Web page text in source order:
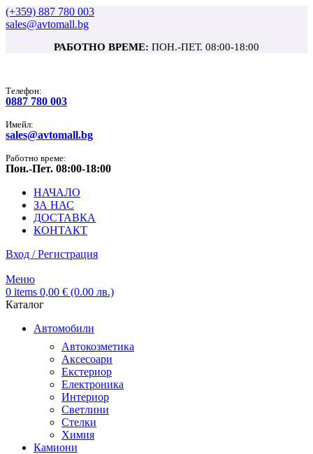
(+359) 887 780 003
sales@avtomall.bg
РАБОТНО ВРЕМЕ: ПОН.-ПЕТ. 08:00-18:00
Tелефон:
0887 780 003
Имейл:
sales@avtomall.bg
Работно време:
Пон.-Пет. 08:00-18:00
НАЧАЛО
ЗА НАС
ДОСТАВКА
КОНТАКТ
Вход / Регистрация
Меню
0 items 0,00 € (0.00 лв.)
Каталог
Автомобили
Автокозметика
Аксесоари
Екстериор
Електроника
Интериор
Светлини
Стелки
Химия
Камиони